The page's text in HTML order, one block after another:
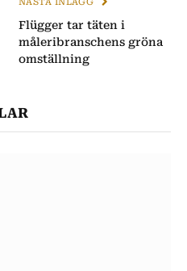
Flügger tar täten i
måleribranschens gröna
omställning